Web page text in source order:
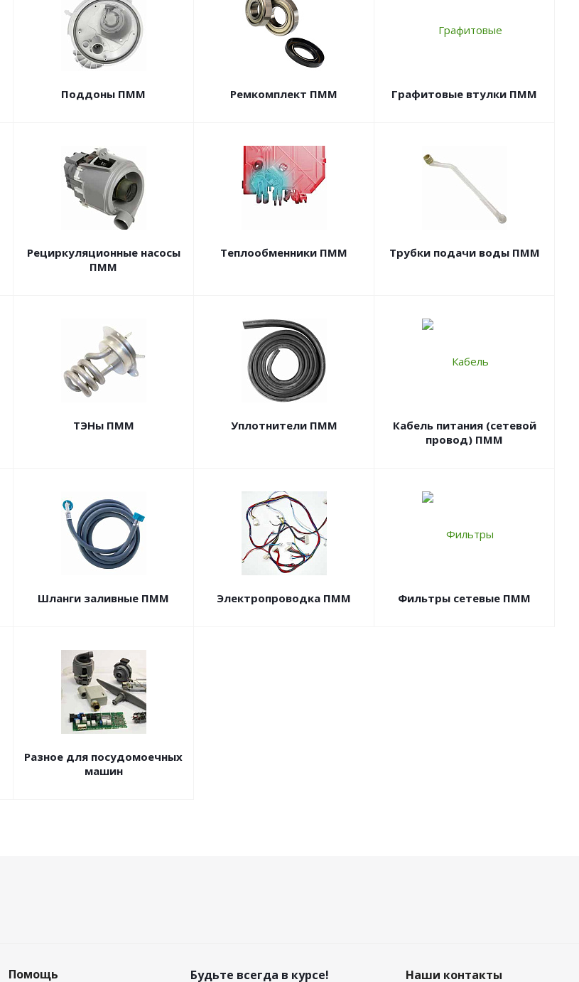
Поддоны ПММ Ремкомплект ПММ Графитовые втулки ПММ
Рециркуляционные насосы
ПММ
Теплообменники ПММ Трубки подачи воды ПММ
ТЭНы ПММ Уплотнители ПММ
Кабель питания (сетевой
провод) ПММ
Шланги заливные ПММ Электропроводка ПММ Фильтры сетевые ПММ
Разное для посудомоечных
машин
Помощь Будьте всегда в курсе! Наши контакты